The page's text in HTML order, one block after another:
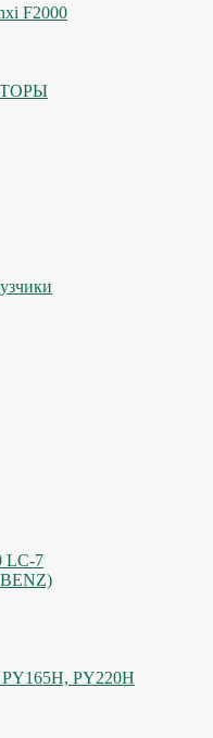
F2000
LC-7
PY220H